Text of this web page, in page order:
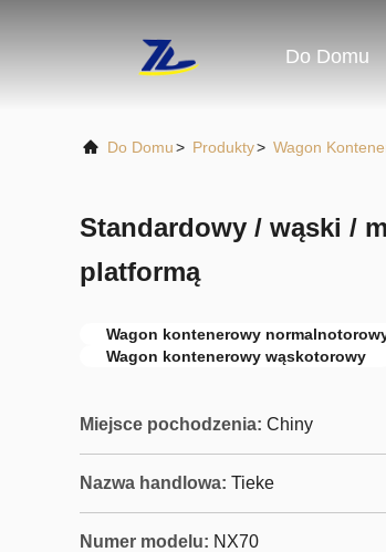
Do Domu
Do Domu> Produkty> Wagon
Standardowy / wąski /
platformą
Wagon kontenerowy
Wagon kontenerowy wąskotorowy
Miejsce pochodzenia: Chiny
Nazwa handlowa: Tieke
Numer modelu: NX70